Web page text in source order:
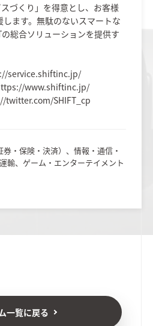
づくり」を得意とし、お客様
ます。無駄のないスマートな
総合ソリューションを提供す
service.shiftinc.jp/
www.shiftinc.jp/
twitter.com/SHIFT_cp
・保険・決済）、情報・通信・
輸、ゲーム・エンターテイメント
一覧に戻る